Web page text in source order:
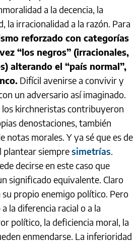
a la decencia, la
la irracionalidad a la razón. Para
reforzado con categorías
“los negros” (irracionales,
alterando el “país normal”,
Difícil avenirse a convivir y
un adversario así imaginado.
los kirchneristas contribuyeron
denostaciones, también
notas morales. Y ya sé que es de
siempresimetrías.
decirse en este caso que
significado equivalente. Claro
propio enemigo político. Pero
la diferencia racial o a la
político, la deficiencia moral, la
enmendarse. La inferioridad